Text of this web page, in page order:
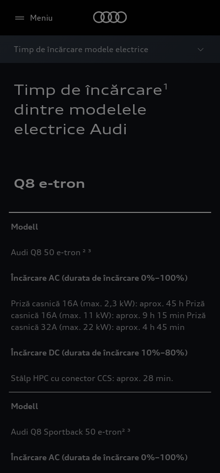
Meniu
Timp de încărcare modele electrice
Timp de încărcare 1
dintre modelele
electrice Audi
Q8 e-tron
Modell
Audi Q8 50 e-tron ² ³
Încărcare AC (durata de încărcare 0%–100%)
Priză casnică 16A (max. 2,3 kW): aprox. 45 h Priză
casnică 16A (max. 11 kW): aprox. 9 h 15 min Priză
casnică 32A (max. 22 kW): aprox. 4 h 45 min
Încărcare DC (durata de încărcare 10%–80%)
Stâlp HPC cu conector CCS: aprox. 28 min.
Modell
Audi Q8 Sportback 50 e-tron² ³
Încărcare AC (durata de încărcare 0%–100%)